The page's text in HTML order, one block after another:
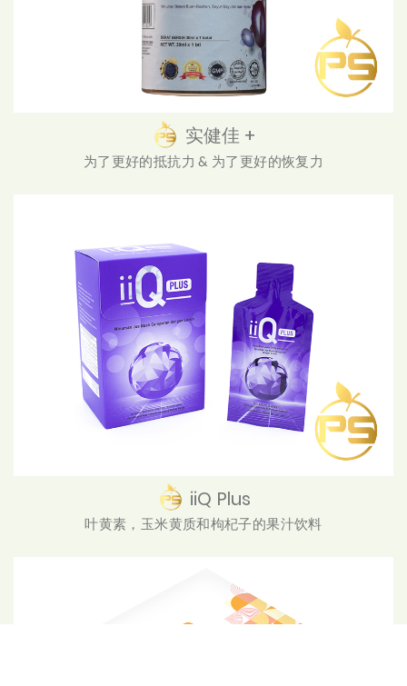
实健佳 +
为了更好的抵抗力 & 为了更好的恢复力
iiQ Plus
叶黄素，玉米黄质和枸杞子的果汁饮料